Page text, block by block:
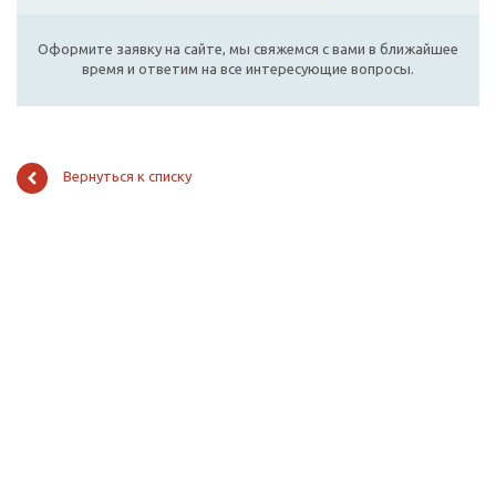
Оформите заявку на сайте, мы свяжемся с вами в ближайшее
время и ответим на все интересующие вопросы.
Вернуться к списку